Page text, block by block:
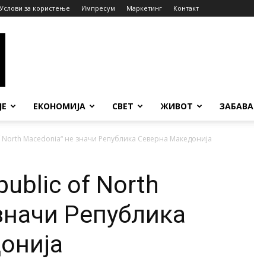
Услови за користење Импресум Маркетинг Контакт
ЕКОНОМИЈА СВЕТ ЖИВОТ ЗАБАВА
North Macedonia“ не значи Република Северна Македонија
of North
Република